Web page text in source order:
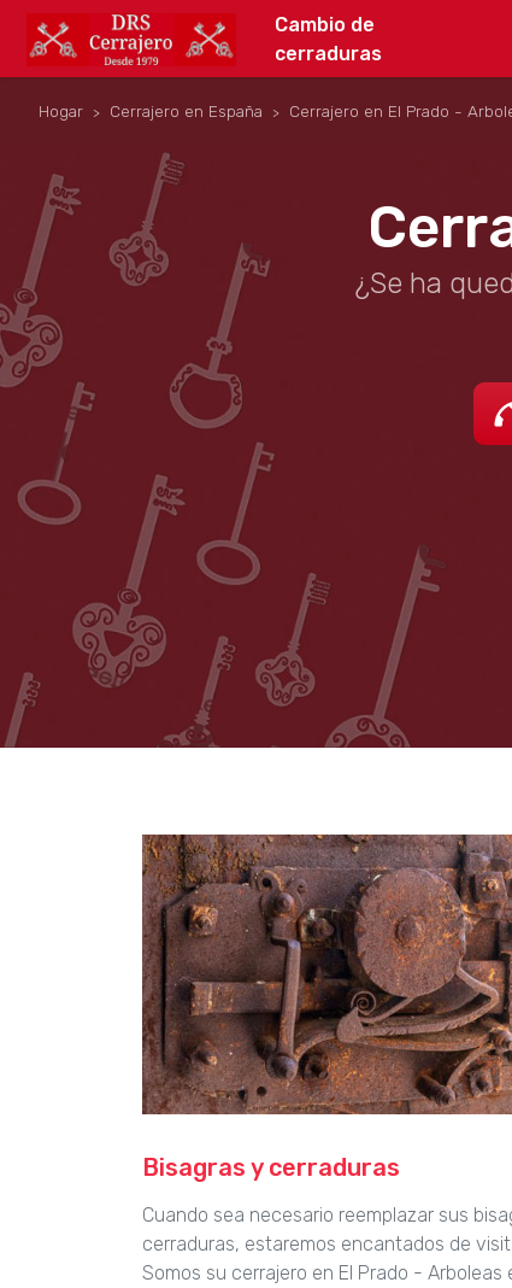
Cambio de
cerraduras
Hogar Cerrajero en España Cerrajero en El Prado -
¿Se ha
Bisagras y cerraduras
Cuando sea necesario reemplazar sus
cerraduras, estaremos encantados de
Somos su cerrajero en El Prado - Arboleas